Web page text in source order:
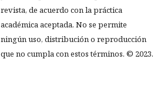
revista, de acuerdo con la práctica
académica aceptada. No se permite
ningún uso, distribución o reproducción
que no cumpla con estos términos. © 2023.